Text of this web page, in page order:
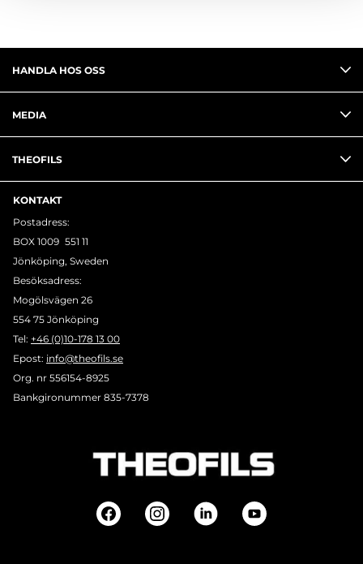
HANDLA HOS OSS
MEDIA
THEOFILS
KONTAKT
Postadress:
BOX 1009 551 11
Jönköping, Sweden
Besöksadress:
Mogölsvägen 26
554 75 Jönköping
Tel: +46 (0)10-178 13 00
Epost: info@theofils.se
Org. nr 556154-8925
Bankgironummer 835-7378